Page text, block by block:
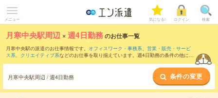
メニュー 気になる! ログイン 検索
月寒中央駅周辺 ×週4日勤務のお仕事一覧
月寒中央駅の派遣のお仕事情報です。 オフィスワーク・事務系、 営業・販売・サービ
ス系、 クリエイティブ系などのお仕事を取り揃えています。週4日勤務の条件の他に、
月寒中央駅周辺 / 週4日勤務 条件の変更